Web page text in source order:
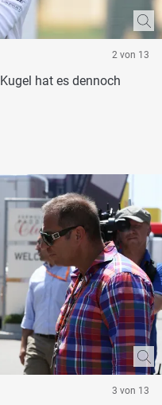
2 von 13
hat es dennoch
3 von 13